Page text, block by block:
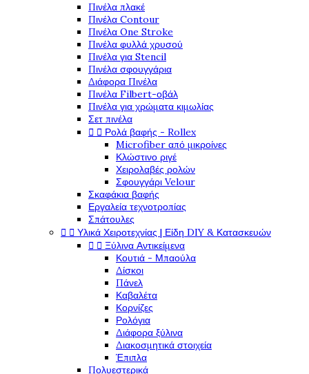
Πινέλα πλακέ
Πινέλα Contour
Πινέλα One Stroke
Πινέλα φυλλά χρυσού
Πινέλα για Stencil
Πινέλα σφουγγάρια
Διάφορα Πινέλα
Πινέλα Filbert-οβάλ
Πινέλα για χρώματα κιμωλίας
Σετ πινέλα
  Ρολά βαφής - Rollex
Microfiber από μικροίνες
Κλώστινο ριγέ
Χειρολαβές ρολών
Σφουγγάρι Velour
Σκαφάκια βαφής
Εργαλεία τεχνοτροπίας
Σπάτουλες
  Υλικά Χειροτεχνίας | Είδη DIY & Κατασκευών
  Ξύλινα Αντικείμενα
Κουτιά - Μπαούλα
Δίσκοι
Πάνελ
Καβαλέτα
Κορνίζες
Ρολόγια
Διάφορα ξύλινα
Διακοσμητικά στοιχεία
Έπιπλα
Πολυεστερικά